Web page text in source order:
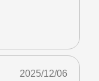
2025/12/06